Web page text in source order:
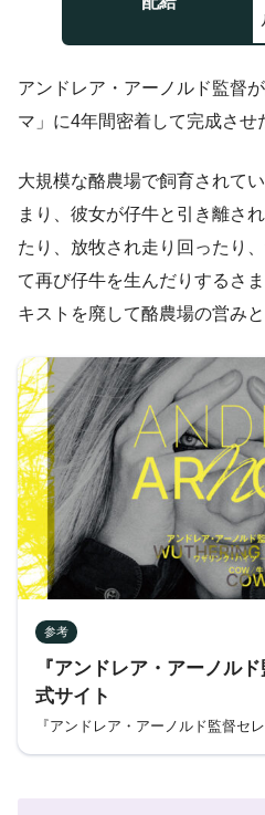
アンドレア・アーノルド監督
マ」に4年間密着して完成させ
大規模な酪農場で飼育されて
まり、彼女が仔牛と引き離さ
たり、放牧され走り回ったり
て再び仔牛を生んだりするさ
キストを廃して酪農場の営み
参考
『アンドレア・アーノル
式サイト
『アンドレア・アーノルド監督セ